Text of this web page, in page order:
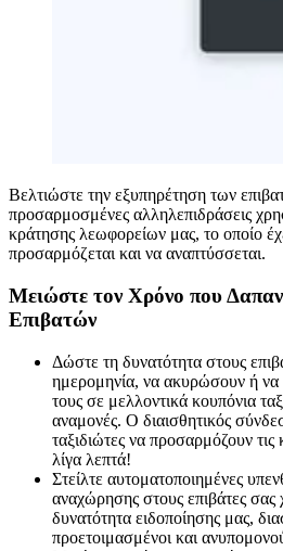
Βελτιώστε την εξυπηρέτηση των
προσαρμοσμένες αλληλεπιδράσεις
κράτησης λεωφορείων μας, το οποίο
προσαρμόζεται και να αναπτύσσεται.
Μειώστε τον Χρόνο που
Επιβατών
Δώστε τη δυνατότητα στους
ημερομηνία, να ακυρώσουν ή να
τους σε μελλοντικά κουπόνια
αναμονές. Ο διαισθητικός
ταξιδιώτες να προσαρμόζουν τις
λίγα λεπτά!
Στείλτε αυτοματοποιημένες
αναχώρησης στους επιβάτες σας
δυνατότητα ειδοποίησης μας,
προετοιμασμένοι και